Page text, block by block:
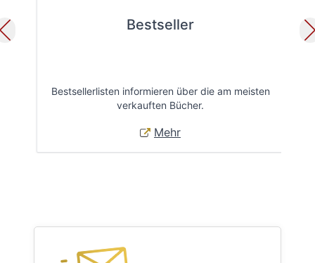
Bestseller
Bestsellerlisten informieren über die am meisten
verkauften Bücher.
Mehr